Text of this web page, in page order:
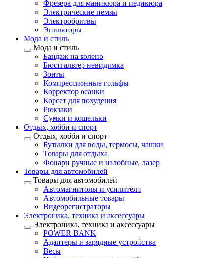
Фрезера для маникюра и педикюра
Электрические пемзы
Электробритвы
Эпиляторы
Мода и стиль
Мода и стиль
Бандаж на колено
Бюстгальтер невидимка
Зонты
Компрессионные гольфы
Корректор осанки
Корсет для похудения
Рюкзаки
Сумки и кошельки
Отдых, хобби и спорт
Отдых, хобби и спорт
Бутылки для воды, термосы, чашки
Товары для отдыха
Фонари ручные и налобные, лазер
Товары для автомобилей
Товары для автомобилей
Автомагнитолы и усилители
Автомобильные товары
Видеорегистраторы
Электроника, техника и аксессуары
Электроника, техника и аксессуары
POWER BANK
Адаптеры и зарядные устройства
Весы